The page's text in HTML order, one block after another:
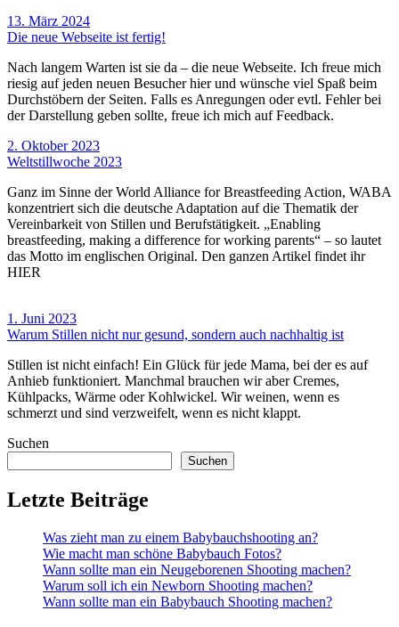
13. März 2024
Die neue Webseite ist fertig!
Nach langem Warten ist sie da – die neue Webseite. Ich freue mich
riesig auf jeden neuen Besucher hier und wünsche viel Spaß beim
Durchstöbern der Seiten. Falls es Anregungen oder evtl. Fehler bei
der Darstellung geben sollte, freue ich mich auf Feedback.
2. Oktober 2023
Weltstillwoche 2023
Ganz im Sinne der World Alliance for Breastfeeding Action, WABA
konzentriert sich die deutsche Adaptation auf die Thematik der
Vereinbarkeit von Stillen und Berufstätigkeit. „Enabling
breastfeeding, making a difference for working parents“ – so lautet
das Motto im englischen Original. Den ganzen Artikel findet ihr
HIER
1. Juni 2023
Warum Stillen nicht nur gesund, sondern auch nachhaltig ist
Stillen ist nicht einfach! Ein Glück für jede Mama, bei der es auf
Anhieb funktioniert. Manchmal brauchen wir aber Cremes,
Kühlpacks, Wärme oder Kohlwickel. Wir weinen, wenn es
schmerzt und sind verzweifelt, wenn es nicht klappt.
Suchen
Suchen
Letzte Beiträge
Was zieht man zu einem Babybauchshooting an?
Wie macht man schöne Babybauch Fotos?
Wann sollte man ein Neugeborenen Shooting machen?
Warum soll ich ein Newborn Shooting machen?
Wann sollte man ein Babybauch Shooting machen?